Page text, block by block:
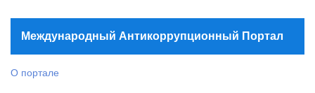
Международный Антикоррупционный Портал
О портале